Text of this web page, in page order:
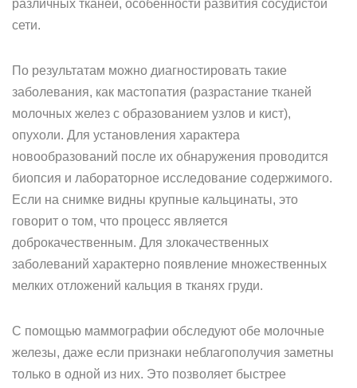
различных тканей, особенности развития сосудистой
сети.
По результатам можно диагностировать такие
заболевания, как мастопатия (разрастание тканей
молочных желез с образованием узлов и кист),
опухоли. Для установления характера
новообразований после их обнаружения проводится
биопсия и лабораторное исследование содержимого.
Если на снимке видны крупные кальцинаты, это
говорит о том, что процесс является
доброкачественным. Для злокачественных
заболеваний характерно появление множественных
мелких отложений кальция в тканях груди.
С помощью маммографии обследуют обе молочные
железы, даже если признаки неблагополучия заметны
только в одной из них. Это позволяет быстрее